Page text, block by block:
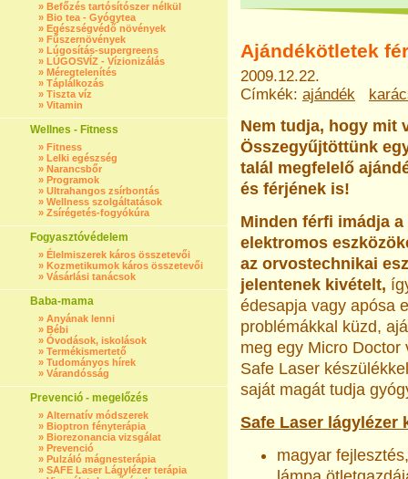
» Befőzés tartósítószer nélkül
» Bio tea - Gyógytea
» Egészségvédő növények
» Fűszernövények
» Lúgosítás-supergreens
» LÚGOSVÍZ - Vízionizálás
» Méregtelenítés
» Táplálkozás
» Tiszta víz
» Vitamin
Wellnes - Fitness
» Fitness
» Lelki egészség
» Narancsbőr
» Programok
» Ultrahangos zsírbontás
» Wellness szolgáltatások
» Zsírégetés-fogyókúra
Fogyasztóvédelem
» Élelmiszerek káros összetevői
» Kozmetikumok káros összetevői
» Vásárlási tanácsok
Baba-mama
» Anyának lenni
» Bébi
» Óvodások, iskolások
» Termékismertető
» Tudományos hírek
» Várandósság
Prevenció - megelőzés
» Alternatív módszerek
» Bioptron fényterápia
» Biorezonancia vizsgálat
» Prevenció
» Pulzáló mágnesterápia
» SAFE Laser Lágylézer terápia
Ajándékötletek
2009.12.22.
Címkék: ajándék
Nem tudja, hogy mit
Összegyűjtöttünk
talál megfelelő
és férjének is!
Minden férfi imádja
elektromos
az orvostechnikai
jelentenek kivételt,
édesapja vagy apósa
problémákkal küzd,
meg egy Micro Doctor
Safe Laser
saját magát tudja
Safe Laser lágylézer
magyar